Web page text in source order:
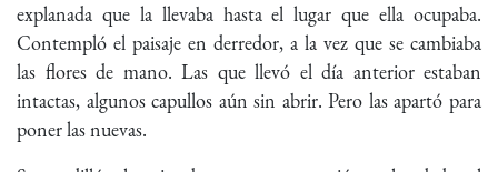
explanada que la llevaba hasta el lugar que ella ocupaba.
Contempló el paisaje en derredor, a la vez que se cambiaba
las flores de mano. Las que llevó el día anterior estaban
intactas, algunos capullos aún sin abrir. Pero las apartó para
poner las nuevas.